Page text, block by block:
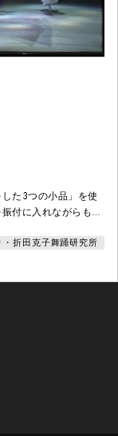
た3つの小品」を使
付に入れながらも絵
・折田克子舞踊研究所